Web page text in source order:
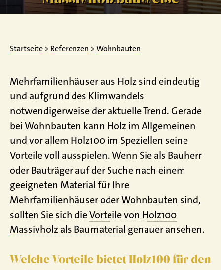
Startseite > Referenzen >Wohnbauten
Mehrfamilienhäuser aus Holz sind eindeutig
und aufgrund des Klimwandels
notwendigerweise der aktuelle Trend. Gerade
bei Wohnbauten kann Holz im Allgemeinen
und vor allem Holz100 im Speziellen seine
Vorteile voll ausspielen. Wenn Sie als Bauherr
oder Bauträger auf der Suche nach einem
geeigneten Material für Ihre
Mehrfamilienhäuser oder Wohnbauten sind,
sollten Sie sich dieVorteile von Holz100
Massivholz als Baumaterial genauer ansehen.
Welche Vorteile bietet Holz100 für den